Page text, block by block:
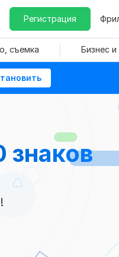
Регистрация
съемка Бизнес
знаков